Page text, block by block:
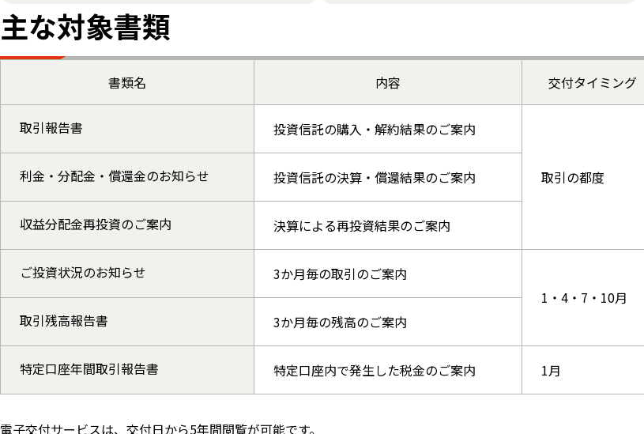
主な対象書類
書類名 内容 交付タイミング
取引報告書 投資信託の購入・解約結果のご案内
取引の都度
利金・分配金・償還金のお知らせ 投資信託の決算・償還結果のご案内
収益分配金再投資のご案内 決算による再投資結果のご案内
ご投資状況のお知らせ
3か月毎の取引のご案内
1・4・7・10月
取引残高報告書
3か月毎の残高のご案内
特定口座年間取引報告書 特定口座内で発生した税金のご案内 1月
電子交付サービスは、交付日から5年間閲覧が可能です。